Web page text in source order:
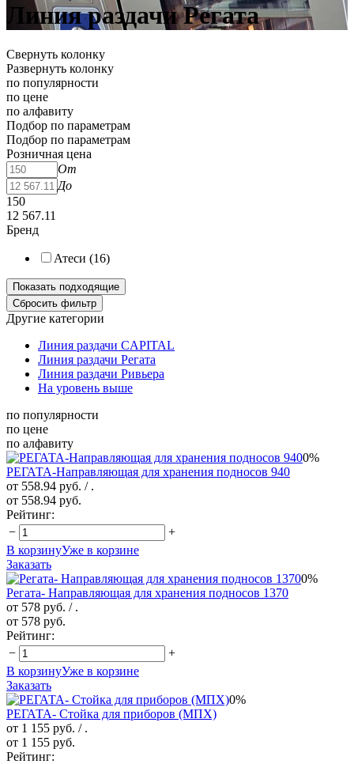
Линия раздачи Регата
Свернуть колонку
Развернуть колонку
по популярности
по цене
по алфавиту
Подбор по параметрам
Подбор по параметрам
Розничная цена
От
До
150
12 567.11
Бренд
Атеси (16)
Другие категории
Линия раздачи CAPITAL
Линия раздачи Регата
Линия раздачи Ривьера
На уровень выше
по популярности
по цене
по алфавиту
0%
РЕГАТА-Направляющая для хранения подносов 940
от 558.94 руб. / .
от 558.94 руб.
Рейтинг:
−
+
В корзинуУже в корзине
Заказать
0%
Регата- Направляющая для хранения подносов 1370
от 578 руб. / .
от 578 руб.
Рейтинг:
−
+
В корзинуУже в корзине
Заказать
0%
РЕГАТА- Стойка для приборов (МПХ)
от 1 155 руб. / .
от 1 155 руб.
Рейтинг: